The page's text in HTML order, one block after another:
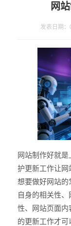
网
发表日期
网站制作好就
护更新工作让网
想要做好网站的
自身的相关性
性、网站页面内
的更新工作才